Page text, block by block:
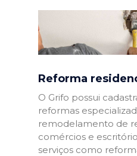
Reforma
O Grifo possui
reformas
remodelamento de
comércios e
serviços como